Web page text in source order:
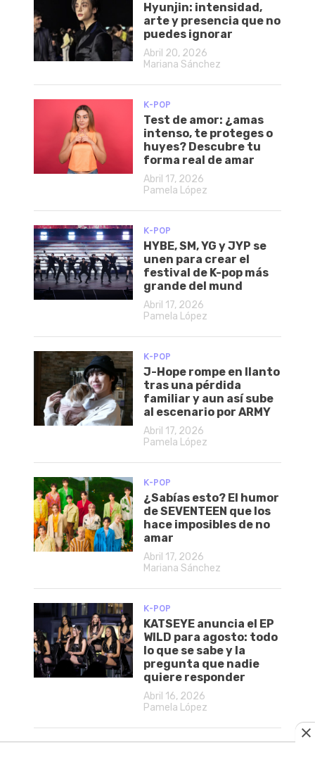
Hyunjin: intensidad,
arte y presencia que no
puedes ignorar
Abril 20, 2026
Mariana Sánchez
K-POP
Test de amor: ¿amas
intenso, te proteges o
huyes? Descubre tu
forma real de amar
Abril 17, 2026
Pamela López
K-POP
HYBE, SM, YG y JYP se
unen para crear el
festival de K-pop más
grande del mund
Abril 17, 2026
Pamela López
K-POP
J-Hope rompe en llanto
tras una pérdida
familiar y aun así sube
al escenario por ARMY
Abril 17, 2026
Pamela López
K-POP
¿Sabías esto? El humor
de SEVENTEEN que los
hace imposibles de no
amar
Abril 17, 2026
Mariana Sánchez
K-POP
KATSEYE anuncia el EP
WILD para agosto: todo
lo que se sabe y la
pregunta que nadie
quiere responder
Abril 16, 2026
Pamela López